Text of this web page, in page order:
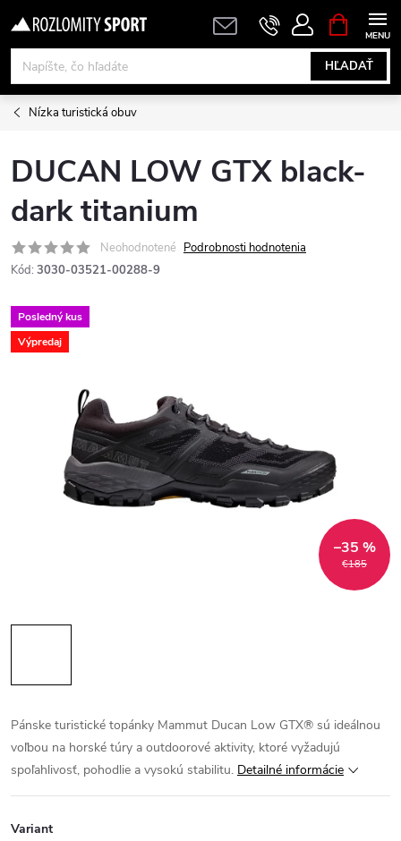
na
obsah
HĽADAŤ
KOŠÍK
Nízka turistická obuv
DUCAN LOW GTX black-
dark titanium
Neohodnotené Podrobnosti hodnotenia
Kód: 3030-03521-00288-9
Posledný kus
Výpredaj
€185
–35 %
Pánske turistické topánky Mammut Ducan Low GTX® sú ideálnou
voľbou na horské túry a outdoorové aktivity, ktoré vyžadujú
spoľahlivosť, pohodlie a vysokú stabilitu. Detailné informácie
Variant